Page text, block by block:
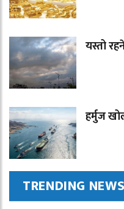
यस्तो
हर्मुज
TRENDING NEWS